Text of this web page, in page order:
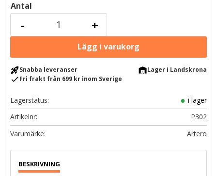
Antal
+
-
rocket_launchSnabba leveranser warehouseLager i Landskrona
checkFri frakt från 699 kr inom Sverige
Lagerstatus
i lager
Artikelnr
P302
Artero